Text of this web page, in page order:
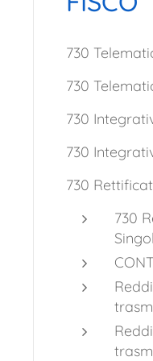
730
730
730
730
730
730